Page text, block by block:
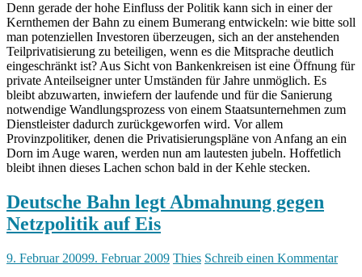
Denn gerade der hohe Einfluss der Politik kann sich in einer der
Kernthemen der Bahn zu einem Bumerang entwickeln: wie bitte soll
man potenziellen Investoren überzeugen, sich an der anstehenden
Teilprivatisierung zu beteiligen, wenn es die Mitsprache deutlich
eingeschränkt ist? Aus Sicht von Bankenkreisen ist eine Öffnung für
private Anteilseigner unter Umständen für Jahre unmöglich. Es
bleibt abzuwarten, inwiefern der laufende und für die Sanierung
notwendige Wandlungsprozess von einem Staatsunternehmen zum
Dienstleister dadurch zurückgeworfen wird. Vor allem
Provinzpolitiker, denen die Privatisierungspläne von Anfang an ein
Dorn im Auge waren, werden nun am lautesten jubeln. Hoffetlich
bleibt ihnen dieses Lachen schon bald in der Kehle stecken.
Deutsche Bahn legt Abmahnung gegen
Netzpolitik auf Eis
9. Februar 20099. Februar 2009 Thies Schreib einen Kommentar